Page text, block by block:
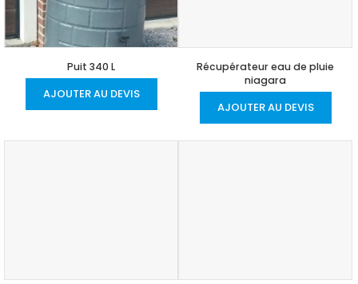
Puit 340 L
AJOUTER AU DEVIS
Récupérateur eau de pluie
niagara
AJOUTER AU DEVIS